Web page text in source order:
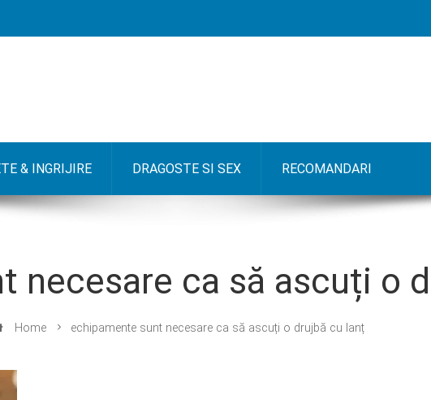
& INGRIJIRE DRAGOSTE SI SEX RECOMANDARI
necesare ca să ascuți o
Home echipamente sunt necesare ca să ascuți o drujbă cu lanț